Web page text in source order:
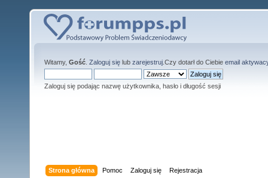
Witamy, Gość Zaloguj się lub zarejestruj .Czy dotarł do Ciebie email
Zaloguj się podając nazwę użytkownika, hasło i długość sesji
Strona główna Pomoc Zaloguj się Rejestracja